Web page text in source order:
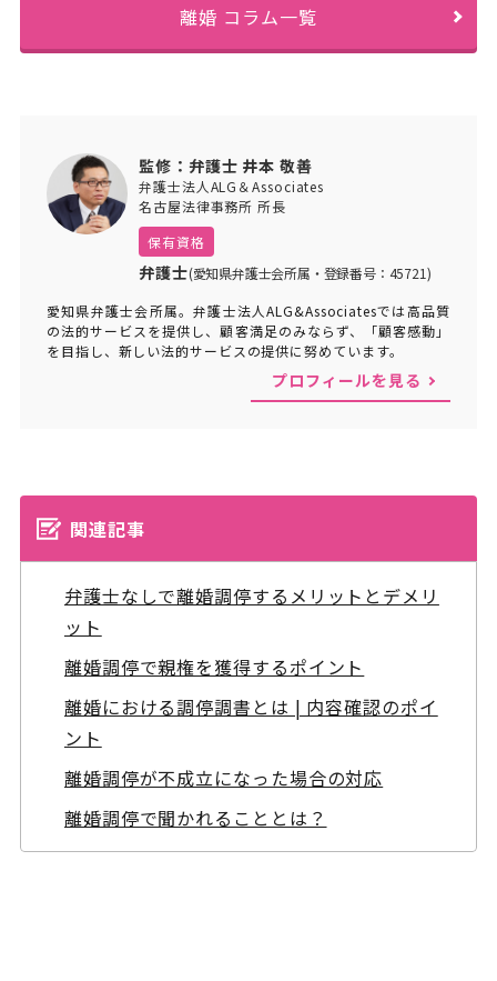
離婚 コラム一覧
監修：弁護士 井本 敬善
弁護士法人ALG＆Associates
名古屋法律事務所 所長
保有資格
弁護士(愛知県弁護士会所属・登録番号：45721)
愛知県弁護士会所属。弁護士法人ALG&Associatesでは高品質
の法的サービスを提供し、顧客満足のみならず、「顧客感動」
を目指し、新しい法的サービスの提供に努めています。
プロフィールを見る
関連記事
弁護士なしで離婚調停するメリットとデメリ
ット
離婚調停で親権を獲得するポイント
離婚における調停調書とは | 内容確認のポイ
ント
離婚調停が不成立になった場合の対応
離婚調停で聞かれることとは？